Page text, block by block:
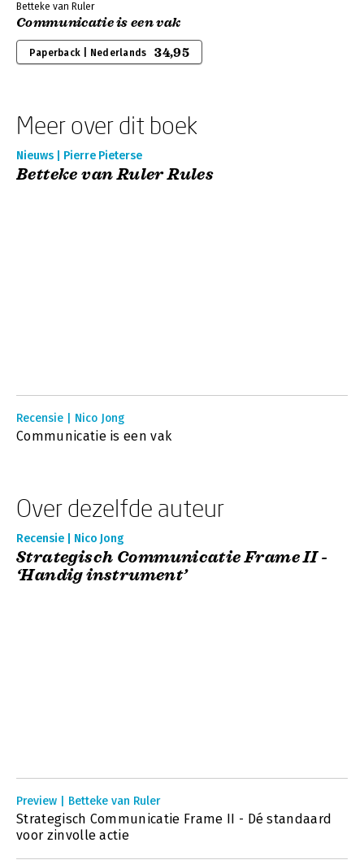
Betteke van Ruler
Communicatie is een vak
Paperback | Nederlands 34,95
Meer over dit boek
Nieuws | Pierre Pieterse
Betteke van Ruler Rules
Recensie | Nico Jong
Communicatie is een vak
Over dezelfde auteur
Recensie | Nico Jong
Strategisch Communicatie Frame II -
‘Handig instrument’
Preview | Betteke van Ruler
Strategisch Communicatie Frame II - Dé standaard
voor zinvolle actie